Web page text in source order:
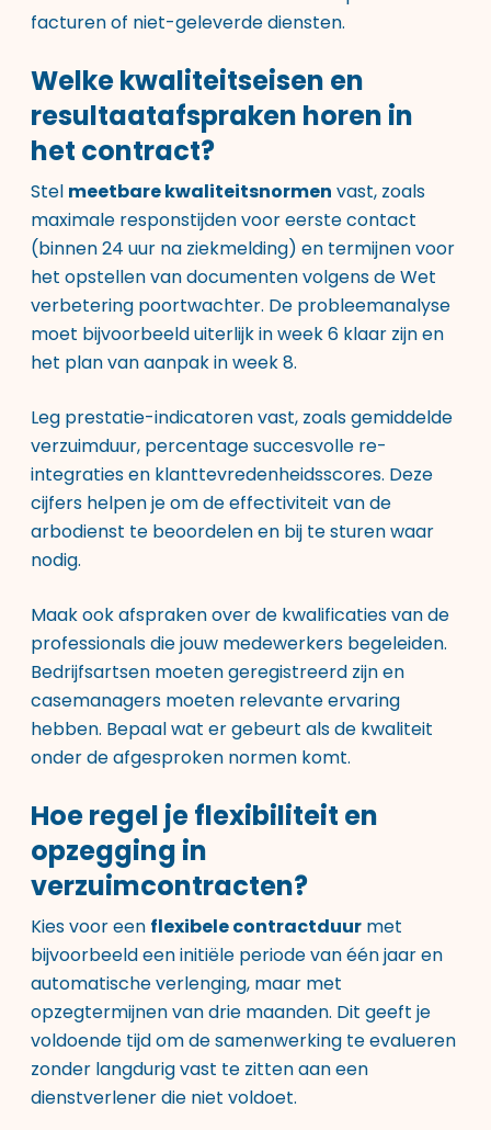
facturen of niet-geleverde diensten.
Welke kwaliteitseisen en
resultaatafspraken horen in
het contract?
Stel meetbare kwaliteitsnormen vast, zoals
maximale responstijden voor eerste contact
(binnen 24 uur na ziekmelding) en termijnen voor
het opstellen van documenten volgens de Wet
verbetering poortwachter. De probleemanalyse
moet bijvoorbeeld uiterlijk in week 6 klaar zijn en
het plan van aanpak in week 8.
Leg prestatie-indicatoren vast, zoals gemiddelde
verzuimduur, percentage succesvolle re-
integraties en klanttevredenheidsscores. Deze
cijfers helpen je om de effectiviteit van de
arbodienst te beoordelen en bij te sturen waar
nodig.
Maak ook afspraken over de kwalificaties van de
professionals die jouw medewerkers begeleiden.
Bedrijfsartsen moeten geregistreerd zijn en
casemanagers moeten relevante ervaring
hebben. Bepaal wat er gebeurt als de kwaliteit
onder de afgesproken normen komt.
Hoe regel je flexibiliteit en
opzegging in
verzuimcontracten?
Kies voor een flexibele contractduur met
bijvoorbeeld een initiële periode van één jaar en
automatische verlenging, maar met
opzegtermijnen van drie maanden. Dit geeft je
voldoende tijd om de samenwerking te evalueren
zonder langdurig vast te zitten aan een
dienstverlener die niet voldoet.